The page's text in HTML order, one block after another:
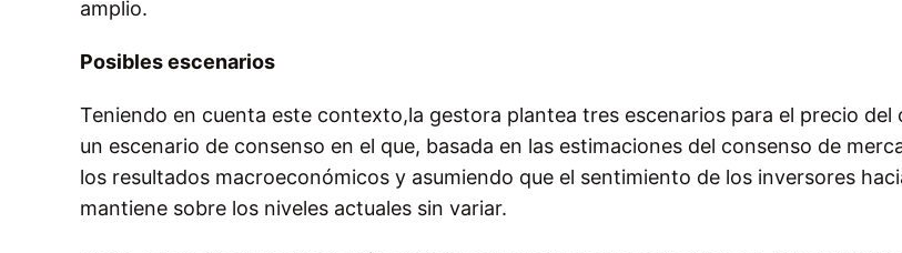
amplio.
Posibles escenarios
Teniendo en cuenta este contexto,la gestora plantea tres escenarios para el precio del
un escenario de consenso en el que, basada en las estimaciones del consenso de
los resultados macroeconómicos y asumiendo que el sentimiento de los inversores
mantiene sobre los niveles actuales sin variar.